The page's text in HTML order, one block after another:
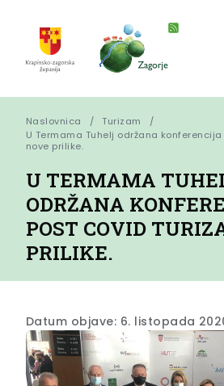
Naslovnica
Turizam
U Termama Tuhelj održana
nove prilike.
U TERMAMA
ODRŽANA
POST COVID
PRILIKE.
Datum objave: 6. listopada